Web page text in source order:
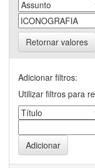
Retornar valores
Adicionar filtros:
Utilizar filtros para